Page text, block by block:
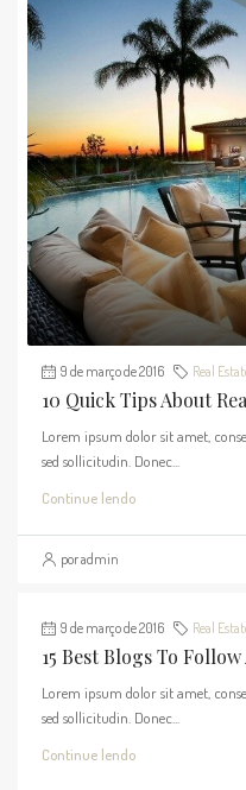
9 de março de 2016 Real
10 Quick Tips About
Lorem ipsum dolor sit amet,
sed sollicitudin. Donec...
Continue lendo
por admin
9 de março de 2016 Real
15 Best Blogs To
Lorem ipsum dolor sit amet,
sed sollicitudin. Donec...
Continue lendo